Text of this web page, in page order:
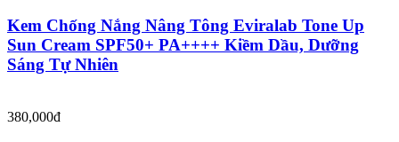
Kem Chống Nắng Nâng Tông Eviralab Tone Up
Sun Cream SPF50+ PA++++ Kiềm Dầu, Dưỡng
Sáng Tự Nhiên
380,000đ